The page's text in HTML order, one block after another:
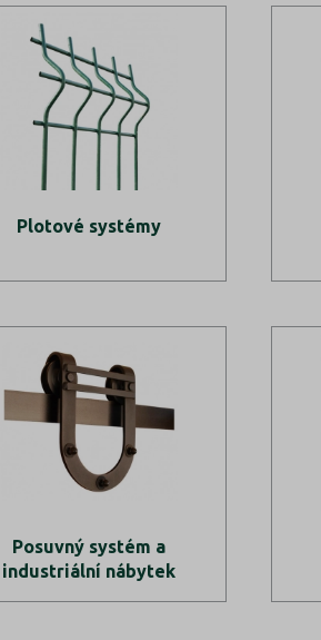
Plotové systémy
Posuvný systém a
industriální nábytek